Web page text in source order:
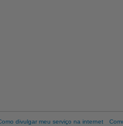
divulgar meu serviço na internet